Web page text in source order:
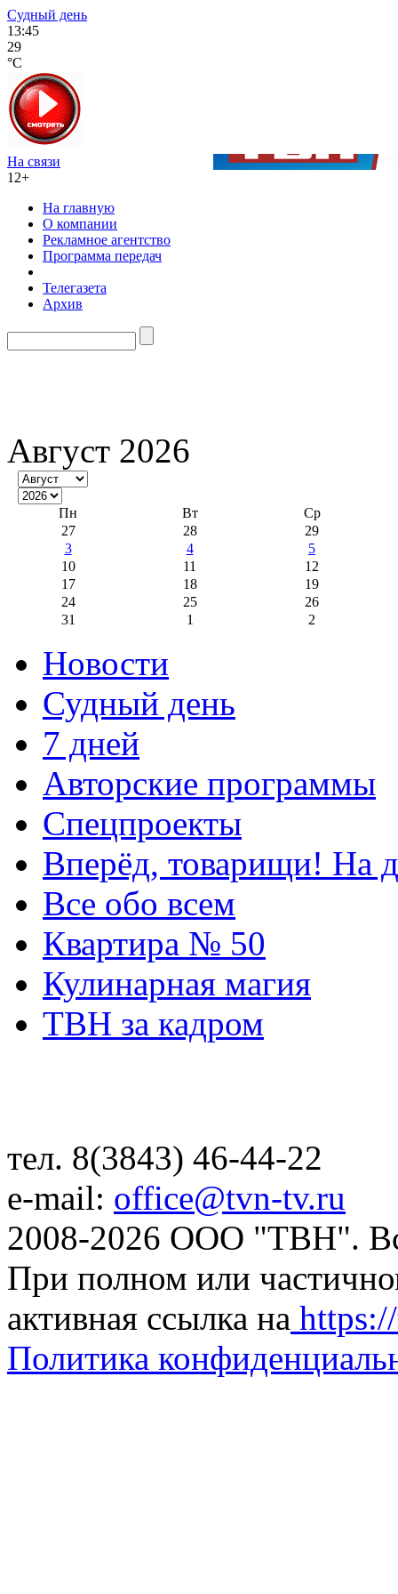
Судный день
13:45
29
°C
На связи
12+
На главную
О компании
Рекламное агентство
Программа передач
Телегазета
Архив
Август 2026
Пн Вт
Ср
27
28
29
3
4
5
10
11
12
17
18
19
24
25
26
31
1 2
Новости
Судный день
7 дней
Авторские программы
Спецпроекты
Вперёд, товарищи! На
Все обо всем
Квартира № 50
Кулинарная магия
ТВН за кадром
тел. 8(3843) 46-44-22
e-mail: office@tvn-tv.ru
2008-2026 ООО "ТВН".
При полном или
активная ссылка на
Политика